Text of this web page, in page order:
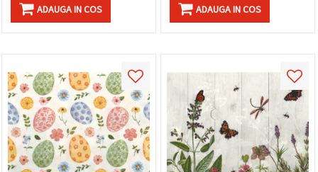
ADAUGA IN COS ADAUGA IN COS